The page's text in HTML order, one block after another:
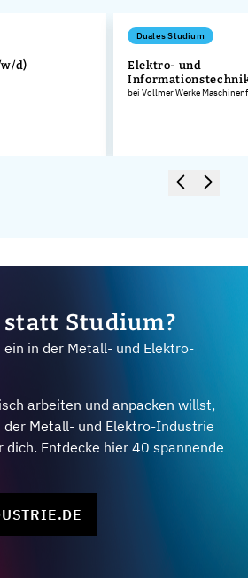
d)
Duales Studium
Elektro- und
bei Vollmer Werke
Studium?
in der Metall- und Elektro-
arbeiten und anpacken willst,
der Metall- und Elektro-Industrie
dich. Entdecke hier 40 spannende